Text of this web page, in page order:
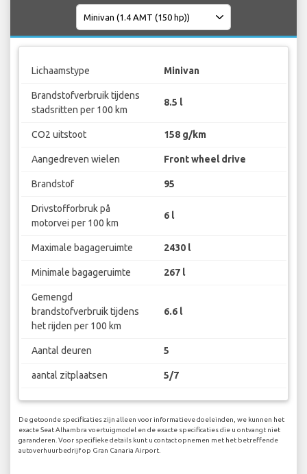
Lichaamstype Minivan
Brandstofverbruik tijdens
stadsritten per 100 km
8.5 l
CO2 uitstoot 158 g/km
Aangedreven wielen Front wheel drive
Brandstof 95
Drivstofforbruk på
motorvei per 100 km
6 l
Maximale bagageruimte 2430 l
Minimale bagageruimte 267 l
Gemengd
brandstofverbruik tijdens
het rijden per 100 km
6.6 l
Aantal deuren 5
aantal zitplaatsen 5/7
De getoonde specificaties zijn alleen voor informatieve doeleinden, we kunnen het
exacte Seat Alhambra voertuigmodel en de exacte specificaties die u ontvangt niet
garanderen. Voor specifieke details kunt u contact opnemen met het betreffende
autoverhuurbedrijf op Gran Canaria Airport.